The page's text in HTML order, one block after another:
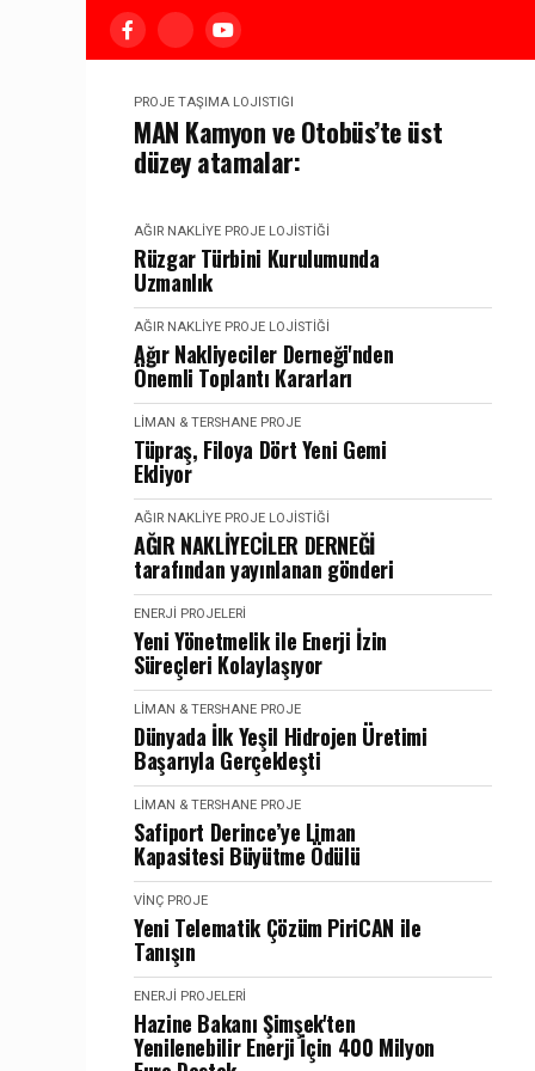
PROJE TAŞIMA LOJISTIĞI
MAN Kamyon ve Otobüs’te üst
düzey atamalar:
AĞIR NAKLIYE PROJE LOJISTIĞI
Rüzgar Türbini Kurulumunda
Uzmanlık
AĞIR NAKLIYE PROJE LOJISTIĞI
Ağır Nakliyeciler Derneği'nden
Önemli Toplantı Kararları
LIMAN & TERSHANE PROJE
Tüpraş, Filoya Dört Yeni Gemi
Ekliyor
AĞIR NAKLIYE PROJE LOJISTIĞI
AĞIR NAKLİYECİLER DERNEĞİ
tarafından yayınlanan gönderi
ENERJI PROJELERI
Yeni Yönetmelik ile Enerji İzin
Süreçleri Kolaylaşıyor
LIMAN & TERSHANE PROJE
Dünyada İlk Yeşil Hidrojen Üretimi
Başarıyla Gerçekleşti
LIMAN & TERSHANE PROJE
Safiport Derince’ye Liman
Kapasitesi Büyütme Ödülü
VINÇ PROJE
Yeni Telematik Çözüm PiriCAN ile
Tanışın
ENERJI PROJELERI
Hazine Bakanı Şimşek'ten
Yenilenebilir Enerji İçin 400 Milyon